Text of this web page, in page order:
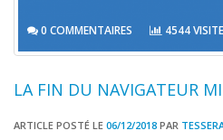
0 COMMENTAIRES 4544
LA FIN DU NAVIGATEUR
ARTICLE POSTÉ LE 06/12/2018 PAR